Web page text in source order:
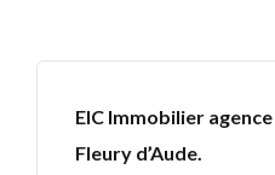
EIC Immobilier
Fleury d’Aude.